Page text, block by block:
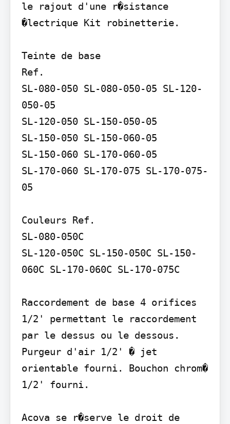
le rajout d'une r�sistance
�lectrique Kit robinetterie.
Teinte de base
Ref.
SL-080-050 SL-080-050-05 SL-120-
050-05
SL-120-050 SL-150-050-05
SL-150-050 SL-150-060-05
SL-150-060 SL-170-060-05
SL-170-060 SL-170-075 SL-170-075-
05
Couleurs Ref.
SL-080-050C
SL-120-050C SL-150-050C SL-150-
060C SL-170-060C SL-170-075C
Raccordement de base 4 orifices
1/2' permettant le raccordement
par le dessus ou le dessous.
Purgeur d'air 1/2' � jet
orientable fourni. Bouchon chrom�
1/2' fourni.
Acova se r�serve le droit de